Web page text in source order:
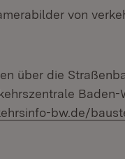
von
über die
bw.de/